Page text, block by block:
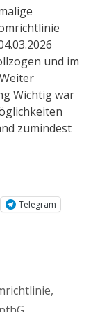
und im
Wichtig war
zumindest
Telegram
,